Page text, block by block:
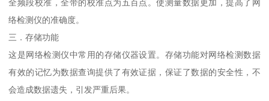
全频段校准，全带的校准点为五百点。使测量数据更加，提高了网
络检测仪的准确度。
三．存储功能
这是网络检测仪中常用的存储仪器设置。存储功能对网络检测数据
有效的记忆为数据查询提供了有效证据，保证了数据的安全性，不
会造成数据遗失，引发严重后果。